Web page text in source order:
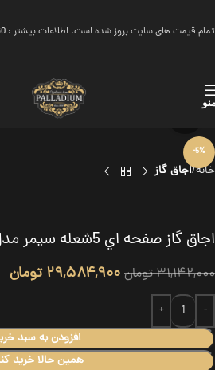
تمام قیمت های سایت بروز شده است. اطلاعات بیشتر :
-5%
برای بزرگنمایی کلیک کنید
خانه اجاق گاز
اجاق گاز صفحه اي 5شعله سیمر مدل G 565
۳۱,۱۴۲,۰۰۰تومان ۲۹,۵۸۴,۹۰۰ تومان
افزودن به سبد
همین حالا خرید